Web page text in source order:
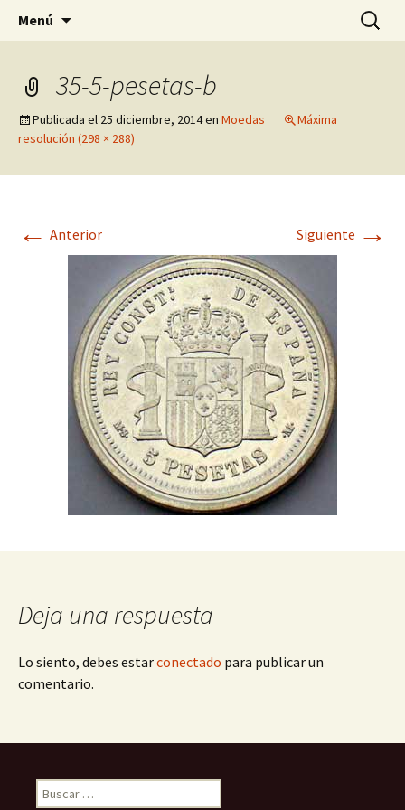
Quintasnovas
Pagina sobre licores,viño, cervexa, sidra,
receitas, fotografia, agricultura, informatica,
linux e outras afeccións
Menú Buscar:
35-5-pesetas-b
Publicada el 25 diciembre, 2014en Moedas
Máxima
resolución (298 × 288)
← Anterior Siguiente →
Deja una respuesta
Lo siento, debes estarconectado para publicar un
comentario.
Buscar: